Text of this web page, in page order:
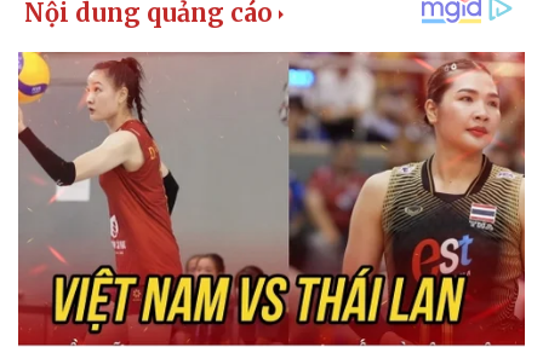
Kinh tế
Bất động sản
Khởi nghiệp
Thị trường
Giá vàng
Tiêu dùng
Tỷ giá
Chứng khoán
Giá cà phê